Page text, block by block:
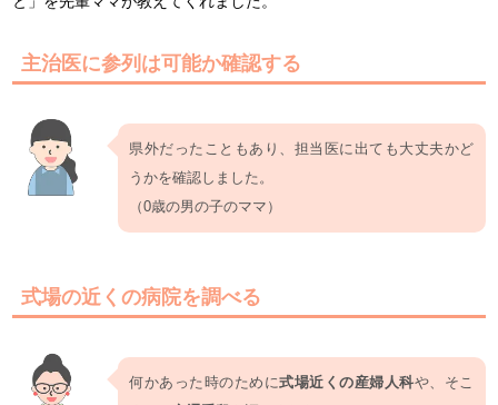
主治医に参列は可能か確認する
県外だったこともあり、担当医に出ても大丈夫かど
うかを確認しました。
（0歳の男の子のママ）
式場の近くの病院を調べる
何かあった時のために式場近くの産婦人科や、そこ